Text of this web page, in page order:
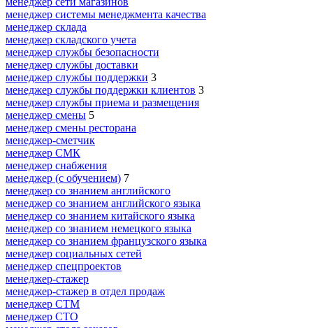
менеджер системы менеджмента качества
менеджер склада
менеджер складского учета
менеджер службы безопасности
менеджер службы доставки
менеджер службы поддержки 3
менеджер службы поддержки клиентов 3
менеджер службы приема и размещения
менеджер смены 5
менеджер смены ресторана
менеджер-сметчик
менеджер СМК
менеджер снабжения
менеджер (с обучением) 7
менеджер со знанием английского
менеджер со знанием английского языка
менеджер со знанием китайского языка
менеджер со знанием немецкого языка
менеджер со знанием французского языка
менеджер социальных сетей
менеджер спецпроектов
менеджер-стажер
менеджер-стажер в отдел продаж
менеджер СТМ
менеджер СТО